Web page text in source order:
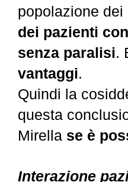
popolazione
dei pazienti
senza paralisi.
vantaggi.
Quindi la
questa
Mirella se è
Interazione